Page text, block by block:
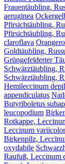
Frauentäubling,
aeruginea
Pfirsichtäubling,
Pfirsichtäubling,
claroflava
Goldtäubling,
Grüngefelderter
Schwärztäubling,
Schwärztäubling,
Hemileccinum
appendiculatus
Butyriboletus
leucopodium
Rotkappe,
Leccinum variicolor
Birkenpilz,
oxydabile
Raufuß, Leccinum